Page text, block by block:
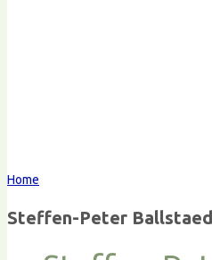
Home
Steffen-Peter